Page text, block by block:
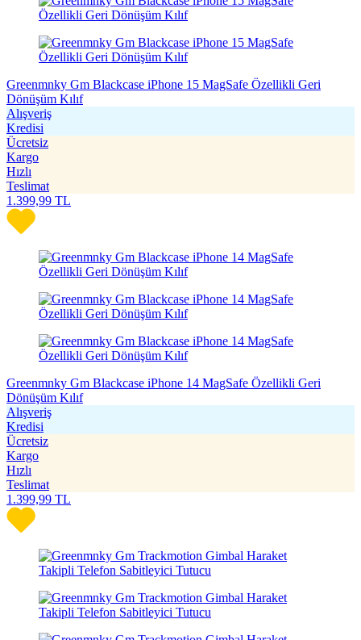
Greenmnky Gm Blackcase iPhone 15 MagSafe Özellikli Geri
Dönüşüm Kılıf
Alışveriş
Kredisi
Ücretsiz
Kargo
Hızlı
Teslimat
1.399,99 TL
Greenmnky Gm Blackcase iPhone 14 MagSafe Özellikli Geri
Dönüşüm Kılıf
Alışveriş
Kredisi
Ücretsiz
Kargo
Hızlı
Teslimat
1.399,99 TL